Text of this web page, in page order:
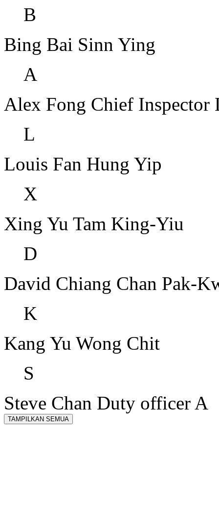
B
Bing Bai Sinn Ying
A
Alex Fong Chief Inspector
L
Louis Fan Hung Yip
X
Xing Yu Tam King-Yiu
D
David Chiang Chan Pak-
K
Kang Yu Wong Chit
S
Steve Chan Duty officer A
TAMPILKAN SEMUA